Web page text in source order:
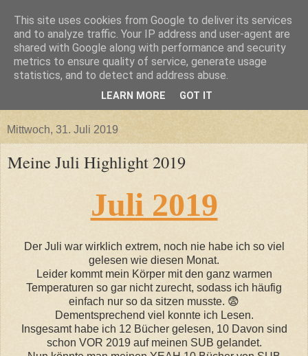
Mittwoch, 31. Juli 2019
Meine Juli Highlight 2019
Juli 2019
Der Juli war wirklich extrem, noch nie habe ich so viel
gelesen wie diesen Monat.
Leider kommt mein Körper mit den ganz warmen
Temperaturen so gar nicht zurecht, sodass ich häufig
einfach nur so da sitzen musste. 😨
Dementsprechend viel konnte ich Lesen.
Insgesamt habe ich 12 Bücher gelesen, 10 Davon sind
schon VOR 2019 auf meinen SUB gelandet.
This site uses cookies from Google to deliver its services
and to analyze traffic. Your IP address and user-agent are
shared with Google along with performance and security
metrics to ensure quality of service, generate usage
statistics, and to detect and address abuse.
LEARN MORE GOT IT